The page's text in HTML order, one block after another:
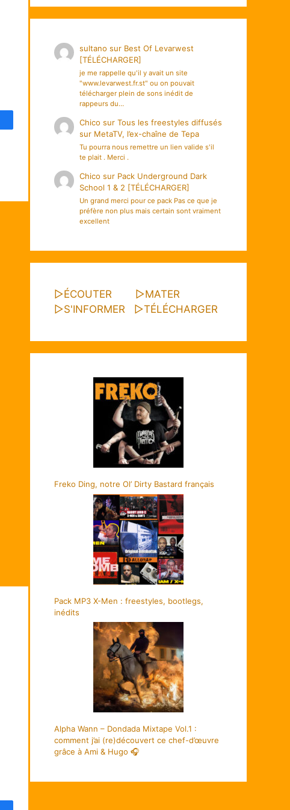
sultano sur Best Of Levarwest
[TÉLÉCHARGER]
je me rappelle qu'il y avait un site
"www.levarwest.fr.st" ou on pouvait
télécharger plein de sons inédit de
rappeurs du…
Chico surTous les freestyles diffusés
sur MetaTV, l’ex-chaîne de Tepa
Tu pourra nous remettre un lien valide s'il
te plait . Merci .
Chico sur Pack Underground Dark
School 1 & 2 [TÉLÉCHARGER]
Un grand merci pour ce pack Pas ce que je
préfère non plus mais certain sont vraiment
excellent
▷ÉCOUTER ▷MATER
▷S'INFORMER ▷TÉLÉCHARGER
Freko Ding, notre Ol’ Dirty Bastard français
Pack MP3 X-Men : freestyles, bootlegs,
inédits
Alpha Wann – Dondada Mixtape Vol.1 :
comment j’ai (re)découvert ce chef-d’œuvre
grâce à Ami & Hugo 🎧